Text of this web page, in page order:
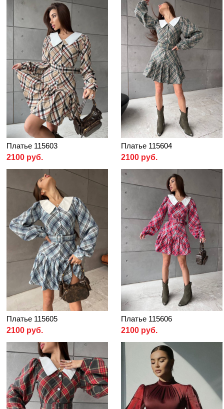
Платье 115603
2100 руб.
Платье 115604
2100 руб.
Платье 115605
2100 руб.
Платье 115606
2100 руб.